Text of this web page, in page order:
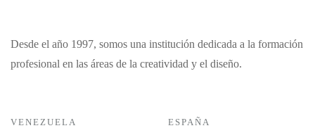
Desde el año 1997, somos una institución dedicada a la formación
profesional en las áreas de la creatividad y el diseño.
VENEZUELA ESPAÑA